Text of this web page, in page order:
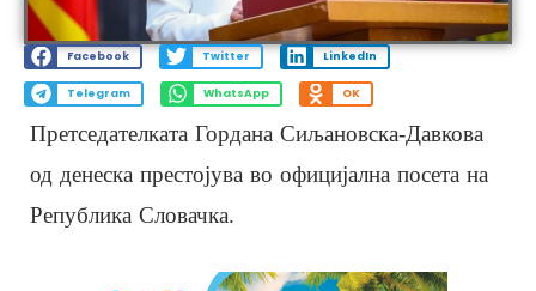
Facebook Twitter LinkedIn
Telegram WhatsApp OK
Претседателката Гордана Сиљановска-Давкова
од денеска престојува во официјална посета на
Република Словачка.